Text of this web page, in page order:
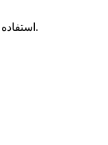
استفاده از مطالب سایت با ذکر منبع بلامانع می‌باشد.